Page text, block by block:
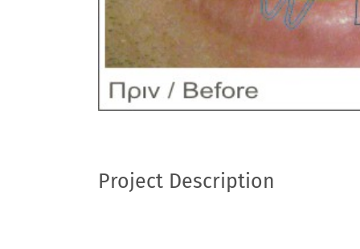
Project Description